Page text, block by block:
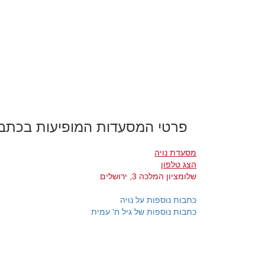
פרטי המסעדות המופיעות
מסעדת נויה
הצג טלפון
שלומציון המלכה 3, ירושלים
כתבות נוספות על נויה
כתבות נוספות של גיל ח' עמית